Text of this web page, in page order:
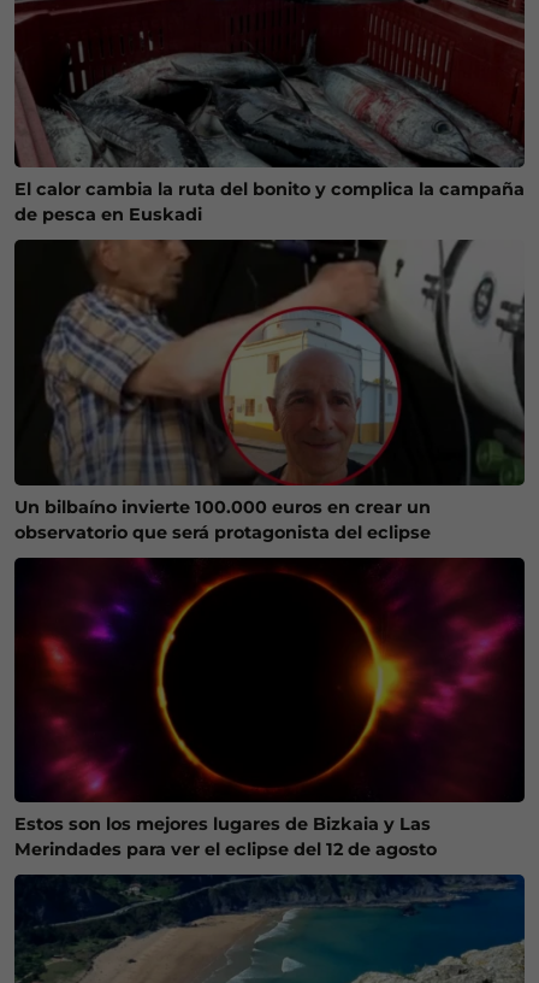
El calor cambia la ruta del bonito y complica la campaña
de pesca en Euskadi
Un bilbaíno invierte 100.000 euros en crear un
observatorio que será protagonista del eclipse
Estos son los mejores lugares de Bizkaia y Las
Merindades para ver el eclipse del 12 de agosto